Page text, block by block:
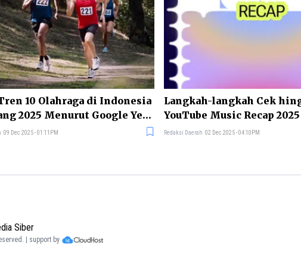
10 Olahraga di Indonesia
2025 Menurut Google Year
09 Dec 2025 - 01:11PM
Langkah-langkah Cek
YouTube Music Recap 2025
Redaksi Daerah 02 Dec 2025 - 04:10PM
Siber
| support by